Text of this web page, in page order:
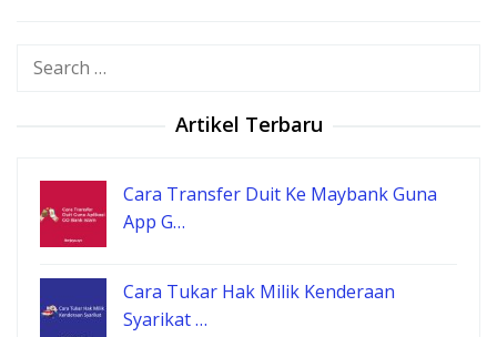
Search
Artikel Terbaru
Cara Transfer Duit Ke Maybank Guna
App G…
Cara Tukar Hak Milik Kenderaan
Syarikat …